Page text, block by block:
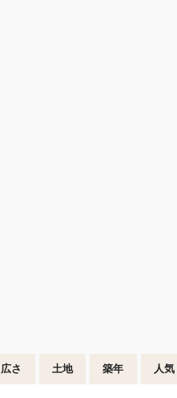
広さ 土地 築年 人気